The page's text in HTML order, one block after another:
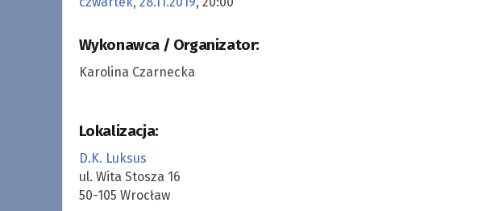
Wykonawca / Organizator:
Karolina Czarnecka
Lokalizacja:
D.K. Luksus
ul. Wita Stosza 16
50-105 Wrocław